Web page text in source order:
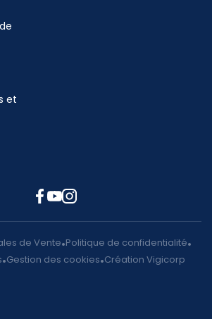
et
de Vente Politique de confidentialité
Gestion des cookies Création Vigicorp